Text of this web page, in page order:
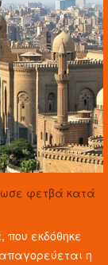
φετβά κατά
εκδόθηκε
η